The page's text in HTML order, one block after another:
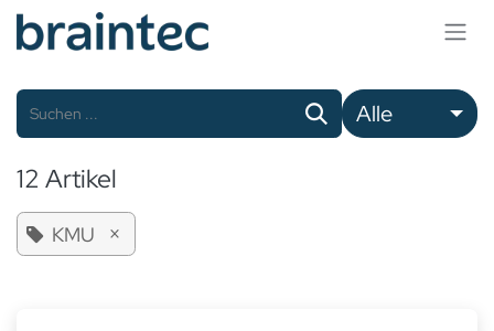
Zum Inhalt springen
Alle
12 Artikel
KMU ×